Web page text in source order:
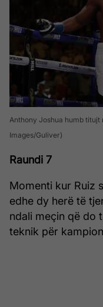
Anthony Joshua humb titujt
Images/Guliver)
Raundi 7
Momenti kur Ruiz
edhe dy herë të
ndali meçin që do
teknik për